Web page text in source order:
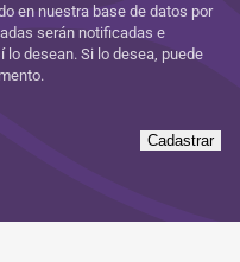
en nuestra base de datos por
serán notificadas e
desean. Si lo desea, puede
Cadastrar